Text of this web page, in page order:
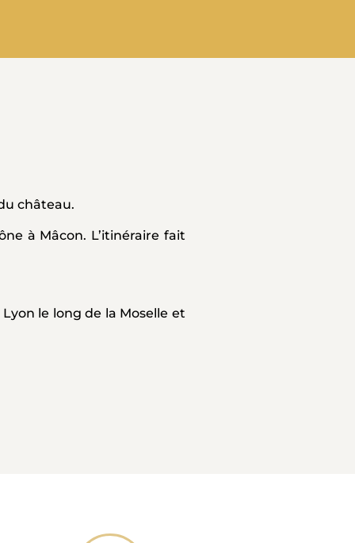
château.
à Mâcon. L’itinéraire fait
le long de la Moselle et